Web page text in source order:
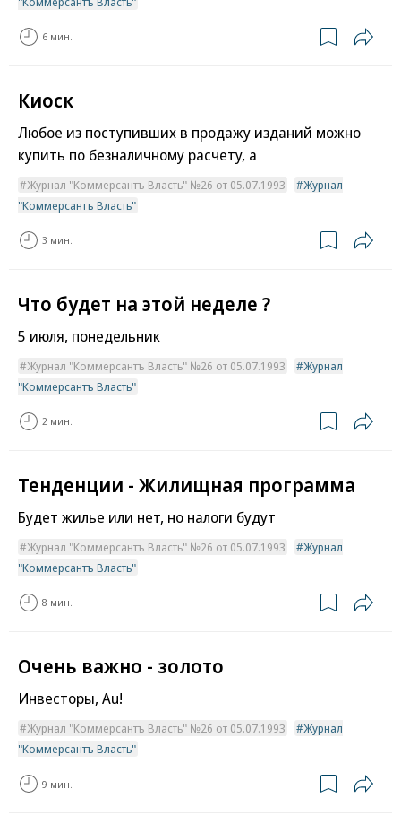
6 мин.
Киоск
Любое из поступивших в продажу изданий можно
купить по безналичному расчету, а
Журнал "Коммерсантъ Власть" №26 от 05.07.1993
Журнал
"Коммерсантъ Власть"
3 мин.
Что будет на этой неделе ?
5 июля, понедельник
Журнал "Коммерсантъ Власть" №26 от 05.07.1993
Журнал
"Коммерсантъ Власть"
2 мин.
Тенденции - Жилищная программа
Будет жилье или нет, но налоги будут
Журнал "Коммерсантъ Власть" №26 от 05.07.1993
Журнал
"Коммерсантъ Власть"
8 мин.
Очень важно - золото
Инвесторы, Au!
Журнал "Коммерсантъ Власть" №26 от 05.07.1993
Журнал
"Коммерсантъ Власть"
9 мин.